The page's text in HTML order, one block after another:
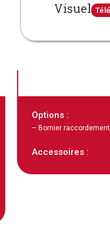
Visuel
Options :
– Bornier
Accessoires :